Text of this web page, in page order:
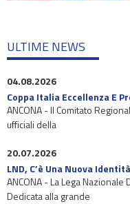
ULTIME NEWS
04.08.2026
Coppa Italia Eccellenza E
ANCONA - Il Comitato
ufficiali della
20.07.2026
LND, C’è Una Nuova
ANCONA - La Lega
Dedicata alla grande